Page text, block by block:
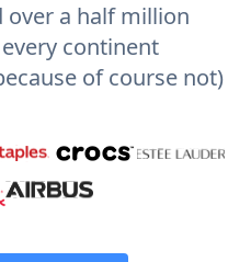
over a half million
continent
of course not)